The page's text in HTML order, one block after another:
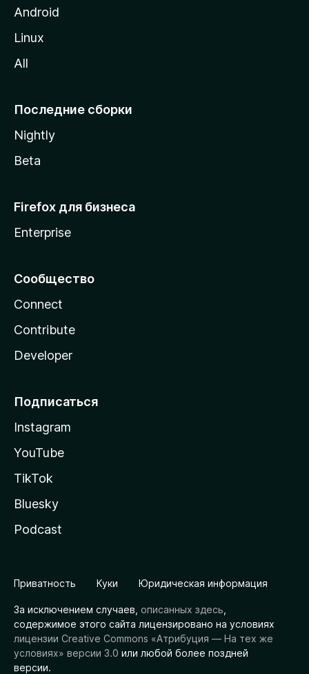
M
i
l
Android
Linux
All
Последние сборки
Nightly
Beta
Firefox для бизнеса
Enterprise
Сообщество
Connect
Contribute
Developer
Подписаться
Instagram
YouTube
TikTok
Bluesky
Podcast
Приватность Куки Юридическая информация
За исключением случаев, описанных здесь
содержимое этого сайта лицензировано на условиях
лицензии Creative Commons «Атрибуция — На тех же
условиях» версии 3.0 или любой более поздней
версии.